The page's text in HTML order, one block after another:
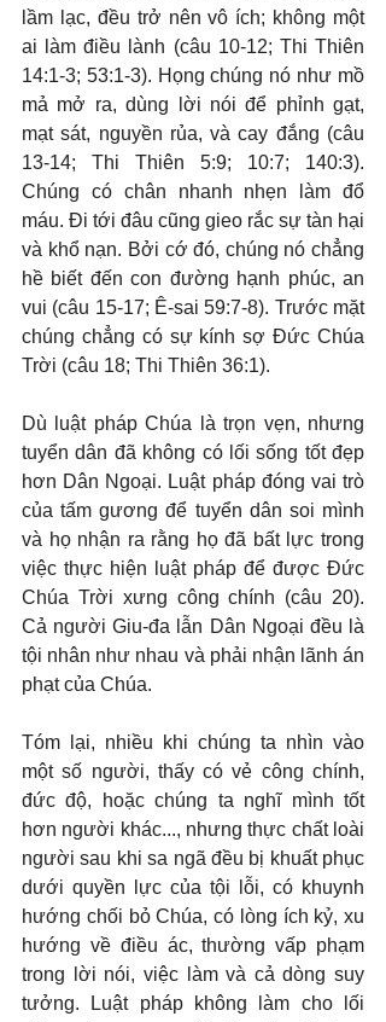
lầm lạc, đều trở nên vô ích; không một
ai làm điều lành (câu 10-12; Thi Thiên
14:1-3; 53:1-3). Họng chúng nó như mồ
mả mở ra, dùng lời nói để phỉnh gạt,
mạt sát, nguyền rủa, và cay đắng (câu
13-14; Thi Thiên 5:9; 10:7; 140:3).
Chúng có chân nhanh nhẹn làm đổ
máu. Đi tới đâu cũng gieo rắc sự tàn hại
và khổ nạn. Bởi cớ đó, chúng nó chẳng
hề biết đến con đường hạnh phúc, an
vui (câu 15-17; Ê-sai 59:7-8). Trước mặt
chúng chẳng có sự kính sợ Đức Chúa
Trời (câu 18; Thi Thiên 36:1).
Dù luật pháp Chúa là trọn vẹn, nhưng
tuyển dân đã không có lối sống tốt đẹp
hơn Dân Ngoại. Luật pháp đóng vai trò
của tấm gương để tuyển dân soi mình
và họ nhận ra rằng họ đã bất lực trong
việc thực hiện luật pháp để được Đức
Chúa Trời xưng công chính (câu 20).
Cả người Giu-đa lẫn Dân Ngoại đều là
tội nhân như nhau và phải nhận lãnh án
phạt của Chúa.
Tóm lại, nhiều khi chúng ta nhìn vào
một số người, thấy có vẻ công chính,
đức độ, hoặc chúng ta nghĩ mình tốt
hơn người khác..., nhưng thực chất loài
người sau khi sa ngã đều bị khuất phục
dưới quyền lực của tội lỗi, có khuynh
hướng chối bỏ Chúa, có lòng ích kỷ, xu
hướng về điều ác, thường vấp phạm
trong lời nói, việc làm và cả dòng suy
tưởng. Luật pháp không làm cho lối